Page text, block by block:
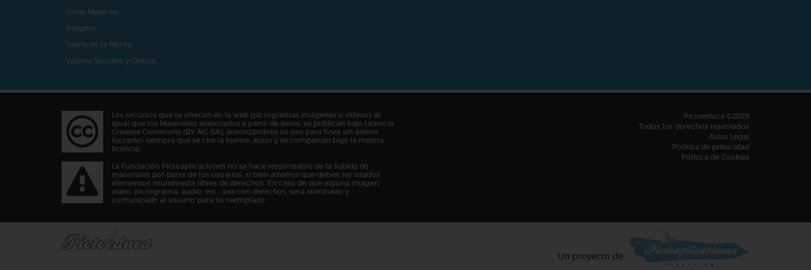
- Otras Materias
- Religión
- Teoría de la Mente
- Valores Sociales y Cívicos
Los recursos que se ofrecen en la web (pictogramas,imágenes o vídeos), al
igual que los Materiales elaborados a partir de éstos, se publican bajo Licencia
Creative Commons (BY-NC-SA), autorizándose su uso para fines sin ánimo
lucrativo siempre que se cite la fuente, autor y se compartan bajo la misma
licencia.
La Fundación Pictoaplicaciones no se hace responsable de la subida de
materiales por parte de los usuarios, si bien advierte que deben ser usados
elementos multimedia libres de derechos. En caso de que alguna imagen,
vídeo, pictograma, audio, etc… sea con derechos, será eliminado y
comunicado al usuario para su reemplazo.
Pictoeduca ©2026
Todos los derechos reservados
Aviso Legal
Política de privacidad
Política de Cookies
Un proyecto de